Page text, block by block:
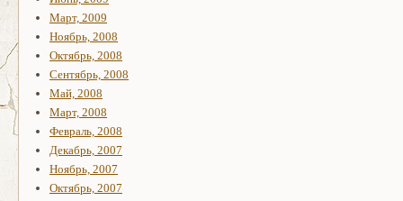
Март, 2009
Ноябрь, 2008
Октябрь, 2008
Сентябрь, 2008
Май, 2008
Март, 2008
Февраль, 2008
Декабрь, 2007
Ноябрь, 2007
Октябрь, 2007